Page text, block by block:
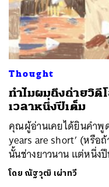
Thought
ทำไมผมถึงถ่ายวิดี
เวลาหนึ่งปีเต็ม
คุณผู้อ่านเคยได้ยินคำพู
years are short’ (หรือ
นั้นช่างยาวนาน แต่หนึ่ง
โดย ณัฐวุฒิ เผ่าทวี
SHARE